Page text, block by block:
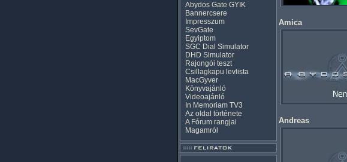
Abydos Gate GYIK
Bannercsere
Impresszum
SevGate
Egyiptom
SGC Dial Simulator
DHD Simulator
Rajongói teszt
Csillagkapu levlista
MacGyver
Könyvajánló
Videoajánló
In Memoriam TV3
Az oldal története
A Fórum rangjai
Magamról
Amica
Andreas